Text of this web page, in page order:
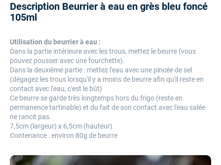
Description Beurrier à eau en grès bleu foncé
105ml
Utilisation du beurrier à eau :
Dans la partie intérieure avec les trous, mettez le beurre (vous
pouvez pousser avec une fourchette).
Dans la deuxième partie : mettez l'eau avec une pincée de sel
(dégagez les trous lorsqu'il y a moins de beurre afin qu'il reste en
contact avec l'eau, c'est le bût)
Ce beurre se garde très longtemps hors du frigo (reste en
permanence tartinable) et du fait de son contact avec l'eau salée
ne rancit pas.
7,5cm (largeur) x 6,5cm (hauteur)
Contenance : environ 80g de beurre